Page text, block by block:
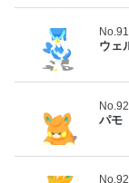
ウェ
パモ